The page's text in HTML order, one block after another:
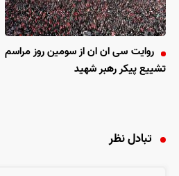
روایت سی ان ان از سومین روز مراسم
تشییع پیکر رهبر شهید
تبادل نظر